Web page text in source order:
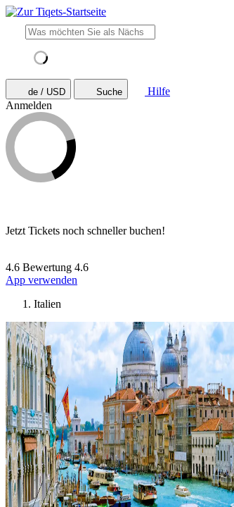
de / USD Suche
Hilfe
Anmelden
Jetzt Tickets noch schneller buchen!
4.6 Bewertung 4.6
App verwenden
Italien